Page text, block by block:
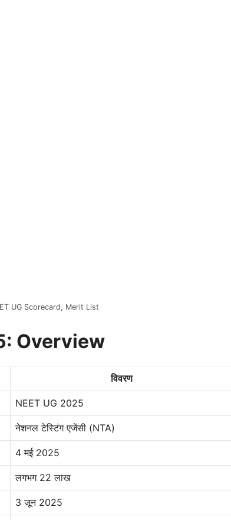
UG Scorecard, Merit List
Overview
विवरण
NEET UG 2025
नेशनल टेस्टिंग एजेंसी (NTA)
4 मई 2025
लगभग 22 लाख
3 जून 2025